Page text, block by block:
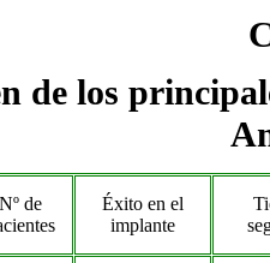
de los
Nº de
Éxito en el
implante